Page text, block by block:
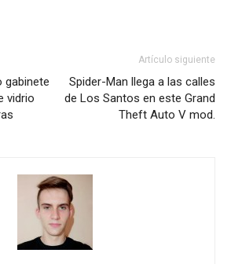
gabinete
vidrio
Artículo siguiente
Spider-Man llega a las calles
de Los Santos en este Grand
Theft Auto V mod.